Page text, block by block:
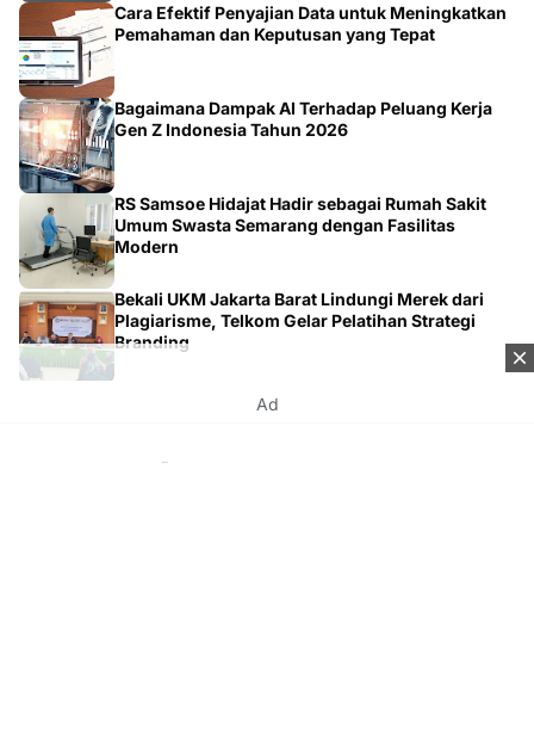
Cara Efektif Penyajian Data untuk Meningkatkan
Pemahaman dan Keputusan yang Tepat
Bagaimana Dampak AI Terhadap Peluang Kerja
Gen Z Indonesia Tahun 2026
RS Samsoe Hidajat Hadir sebagai Rumah Sakit
Umum Swasta Semarang dengan Fasilitas
Modern
Bekali UKM Jakarta Barat Lindungi Merek dari
Plagiarisme, Telkom Gelar Pelatihan Strategi
Branding
Ad